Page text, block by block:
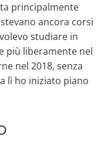
principalmente
ancora corsi
studiare in
più liberamente nel
nel 2018, senza
lì ho iniziato piano